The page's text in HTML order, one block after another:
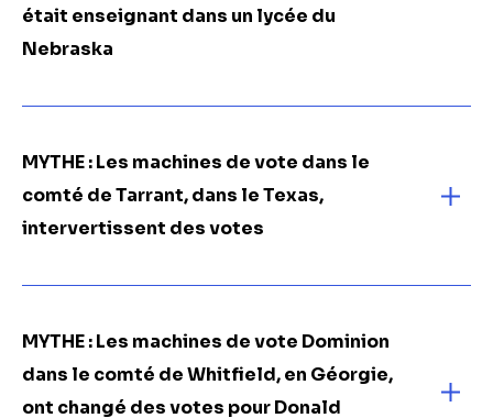
était enseignant dans un lycée du
Nebraska
MYTHE : Les machines de vote dans le
comté de Tarrant, dans le Texas,
intervertissent des votes
MYTHE : Les machines de vote Dominion
dans le comté de Whitfield, en Géorgie,
ont changé des votes pour Donald